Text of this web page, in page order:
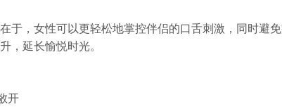
于，女性可以更轻松地掌控伴侣的口舌刺激，同时避
，延长愉悦时光。
开